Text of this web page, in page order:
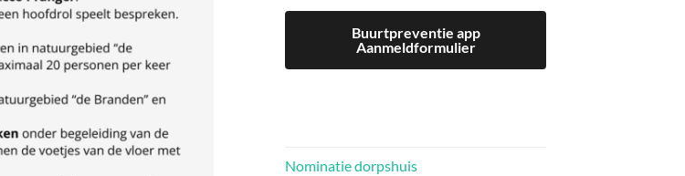
Buurtpreventie app
Aanmeldformulier
Nominatie dorpshuis